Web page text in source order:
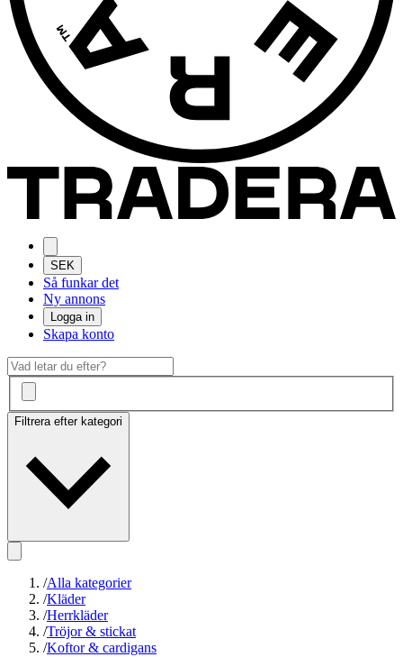
SEK
Så funkar det
Ny annons
Logga in
Skapa konto
Filtrera efter kategori
/Alla kategorier
/Kläder
/Herrkläder
/Tröjor & stickat
/Koftor & cardigans